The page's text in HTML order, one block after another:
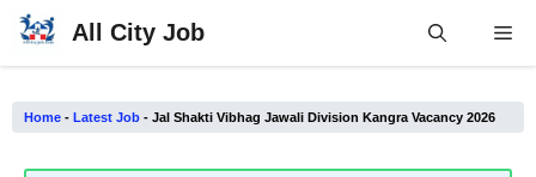
Skip
All City Job
Home - Latest Job - Jal Shakti Vibhag Jawali Division Kangra Vacancy 2026